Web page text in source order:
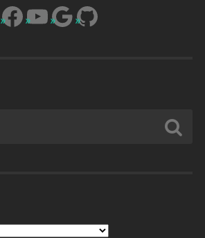
Facebook
YouTube
Google
GitHub